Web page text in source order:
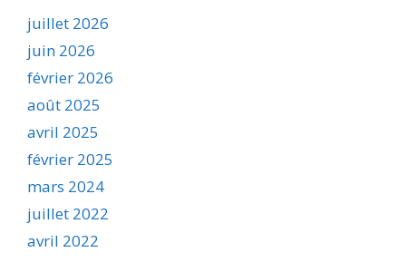
juillet 2026
juin 2026
février 2026
août 2025
avril 2025
février 2025
mars 2024
juillet 2022
avril 2022